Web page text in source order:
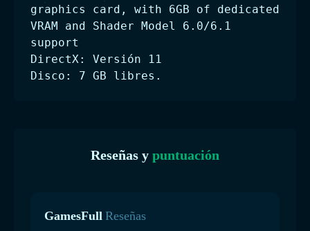
graphics card, with 6GB of dedicated
VRAM and Shader Model 6.0/6.1
support
DirectX: Versión 11
Disco: 7 GB libres.
Reseñas y puntuación
GamesFull Reseñas